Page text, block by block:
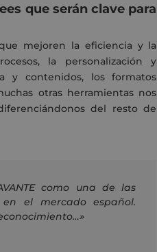
que serán clave para
mejoren la eficiencia y la
la personalización y
y contenidos, los formatos
otras herramientas nos
ándonosdel resto de
como una de las
el mercado español.